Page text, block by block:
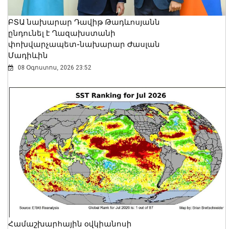
ԲՏԱ նախարար Դավիթ Թադևոսյանն
ընդունել է Ղազախստանի
փոխվարչապետ-նախարար Ժասլան
Մադիևին
08 Օգոստոս, 2026 23:52
Համաշխարհային օվկիանոսի